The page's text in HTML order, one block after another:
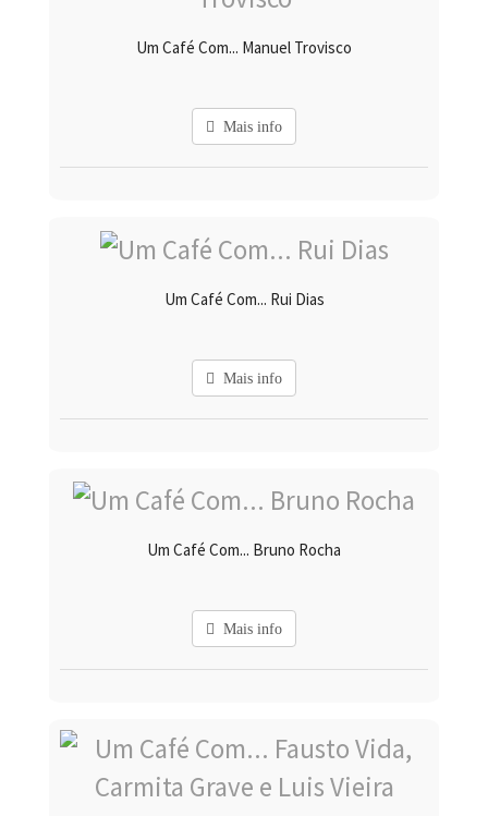
Um Café Com... Manuel Trovisco
Mais info
Um Café Com... Rui Dias
Mais info
Um Café Com... Bruno Rocha
Mais info